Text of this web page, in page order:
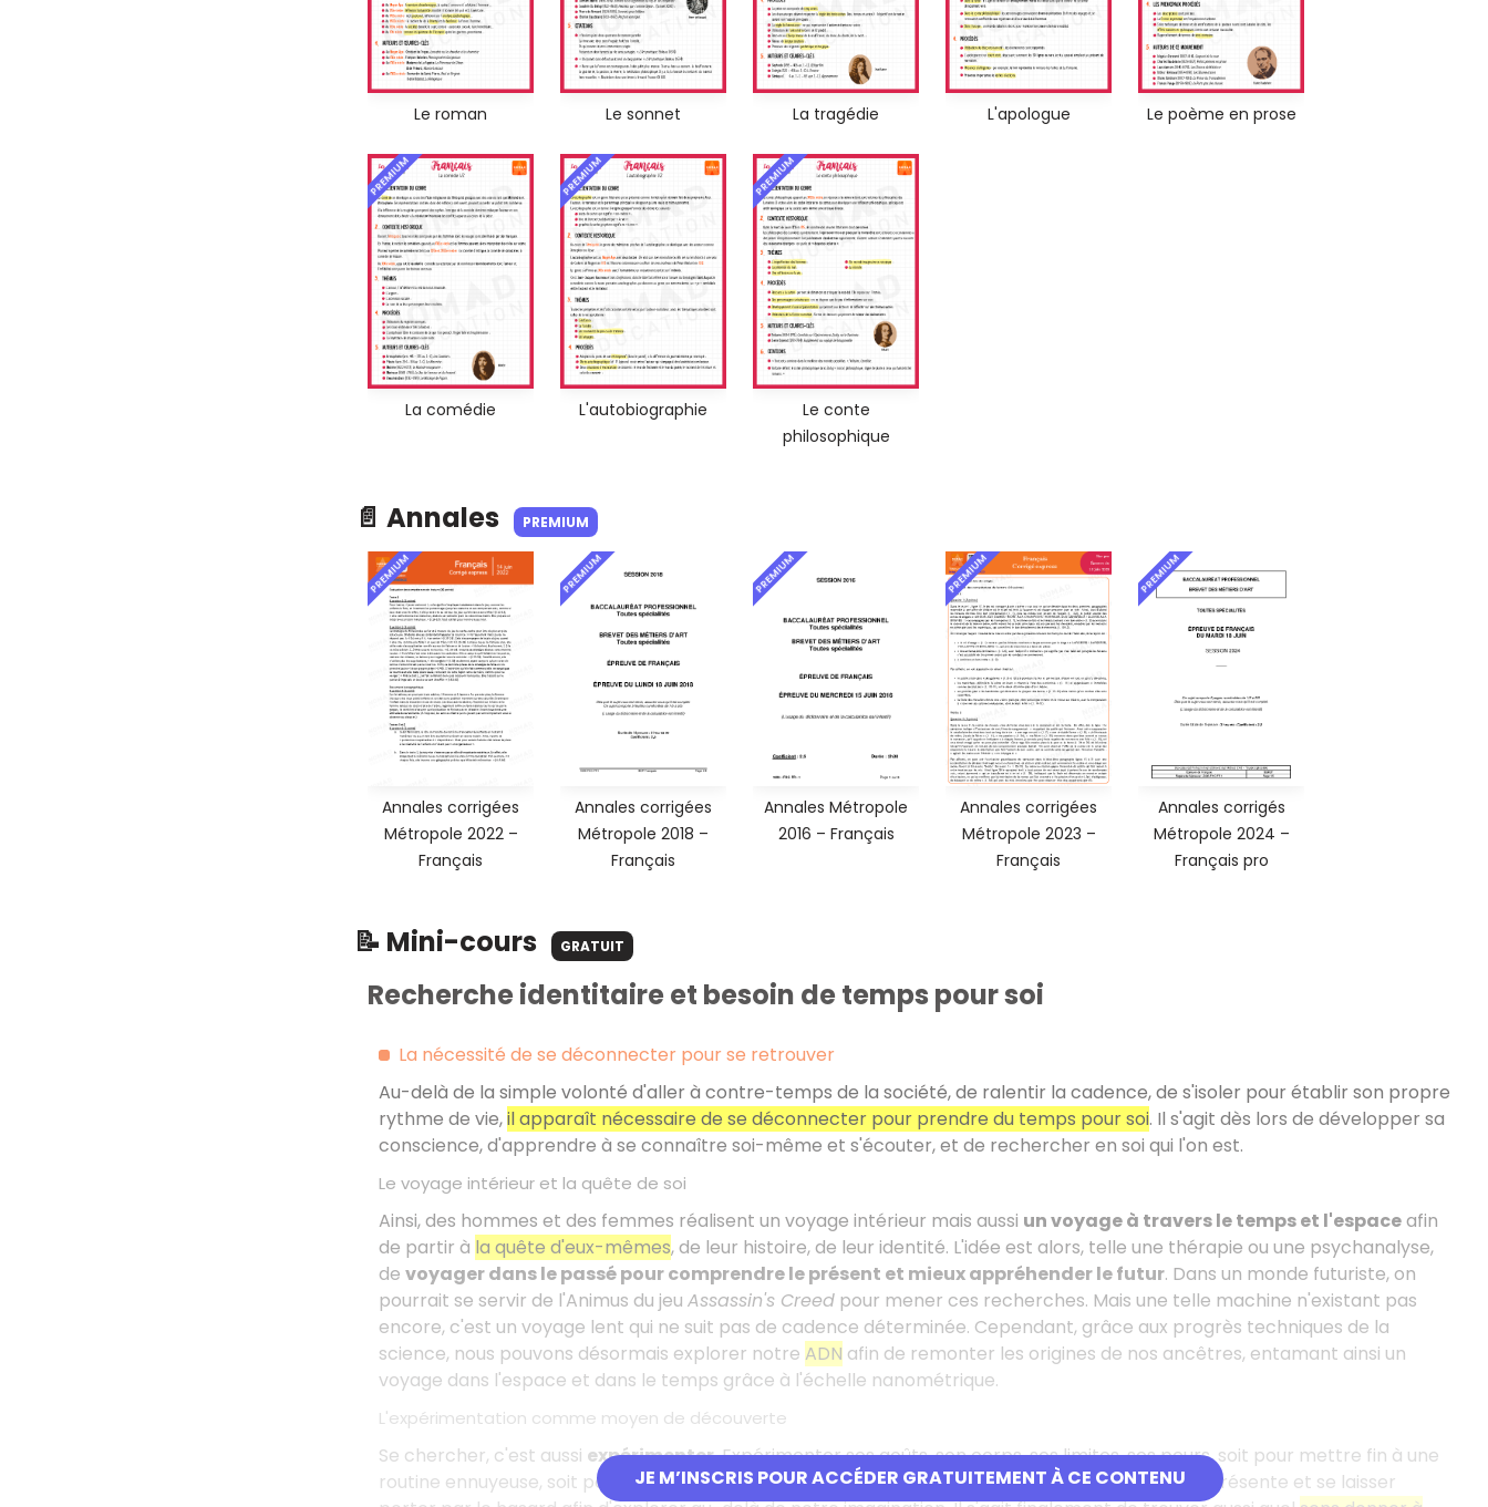
Le roman Le sonnet La tragédie L'apologue Le poème en prose
PREMIUM
La comédie
PREMIUM
L'autobiographie
PREMIUM
Le conte
philosophique
📄 Annales PREMIUM
PREMIUM
Annales corrigées
Métropole 2022 –
Français
PREMIUM
Annales corrigées
Métropole 2018 –
Français
PREMIUM
Annales Métropole
2016 – Français
PREMIUM
Annales corrigées
Métropole 2023 –
Français
PREMIUM
Annales corrigés
Métropole 2024 –
Français pro
📝 Mini-cours GRATUIT
JE M’INSCRIS POUR ACCÉDER GRATUITEMENT À CE CONTENU
Recherche identitaire et besoin de temps pour soi
La nécessité de se déconnecter pour se retrouver
Au-delà de la simple volonté d'aller à contre-temps de la société, de ralentir la cadence, de s'isoler pour établir son propre
rythme de vie,il apparaît nécessaire de se déconnecter pour prendre du temps pour soi. Il s'agit dès lors de développer sa
conscience, d'apprendre à se connaître soi-même et s'écouter, et de rechercher en soi qui l'on est.
Le voyage intérieur et la quête de soi
Ainsi, des hommes et des femmes réalisent un voyage intérieur mais aussi un voyage à travers le temps et l'espaceafin
de partir à la quête d'eux-mêmes, de leur histoire, de leur identité. L'idée est alors, telle une thérapie ou une psychanalyse,
de voyager dans le passé pour comprendre le présent et mieux appréhender le futur. Dans un monde futuriste, on
pourrait se servir de l'Animus du jeu Assassin's Creedpour mener ces recherches. Mais une telle machine n'existant pas
encore, c'est un voyage lent qui ne suit pas de cadence déterminée. Cependant, grâce aux progrès techniques de la
science, nous pouvons désormais explorer notre ADN afin de remonter les origines de nos ancêtres, entamant ainsi un
voyage dans l'espace et dans le temps grâce à l'échelle nanométrique.
L'expérimentation comme moyen de découverte
Se chercher, c'est aussi expérimenter. Expérimenter ses goûts, son corps, ses limites, ses peurs, soit pour mettre fin à une
routine ennuyeuse, soit pour lui donner un nouveau rythme. Cela peut aussi être suivre ce qui se présente et se laisser